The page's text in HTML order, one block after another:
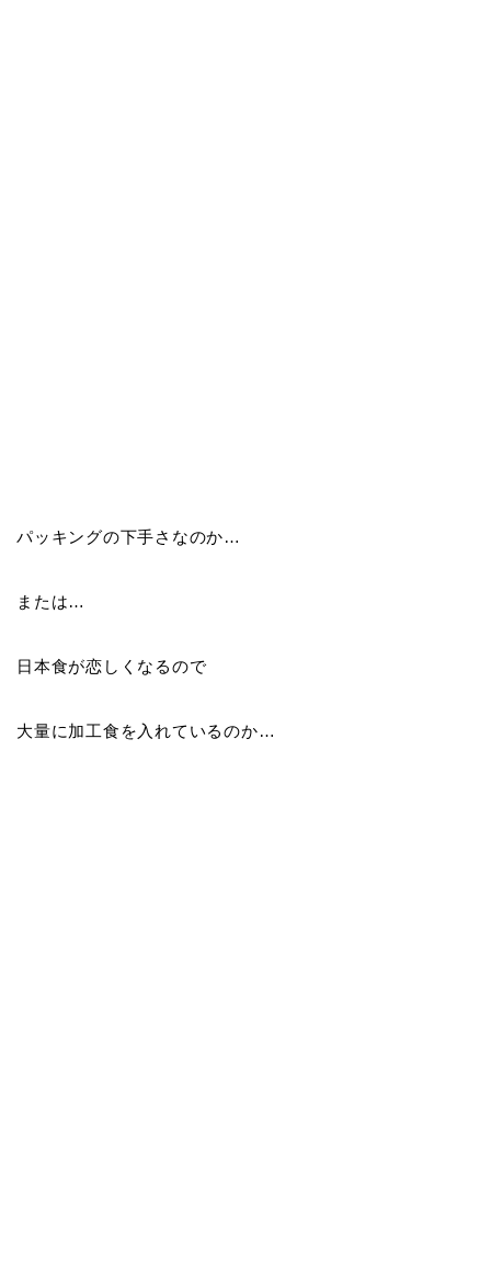
パッキングの下手さなのか…
または…
日本食が恋しくなるので
大量に加工食を入れているのか…